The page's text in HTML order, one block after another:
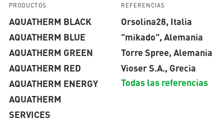
PRODUCTOS
AQUATHERM BLACK
AQUATHERM BLUE
AQUATHERM GREEN
AQUATHERM RED
AQUATHERM ENERGY
AQUATHERM
SERVICES
REFERENCIAS
Orsolina28, Italia
"mikado", Alemania
Torre Spree, Alemania
Vioser S.A., Grecia
Todas las referencias